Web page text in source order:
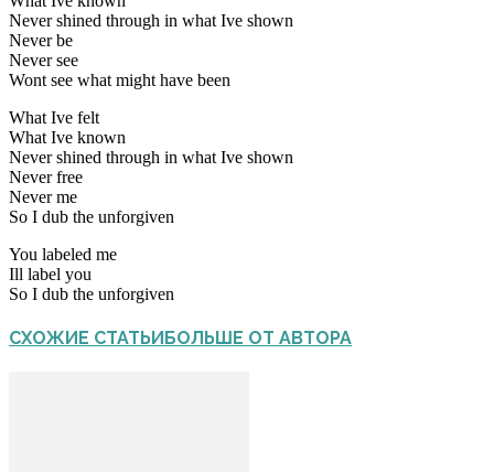
Never shined through in what Ive shown
Never be
Never see
Wont see what might have been
What Ive felt
What Ive known
Never shined through in what Ive shown
Never free
Never me
So I dub the unforgiven
You labeled me
Ill label you
So I dub the unforgiven
СХОЖИЕ СТАТЬИБОЛЬШЕ ОТ АВТОРА